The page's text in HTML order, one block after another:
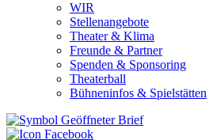
WIR
Stellenangebote
Theater & Klima
Freunde & Partner
Spenden & Sponsoring
Theaterball
Bühneninfos & Spielstätten